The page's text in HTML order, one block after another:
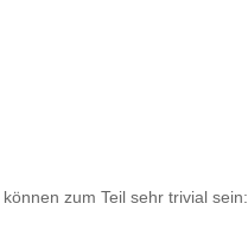
zum Teil sehr trivial sein: